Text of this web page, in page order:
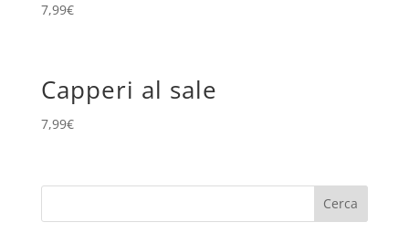
7,99€
Capperi al sale
7,99€